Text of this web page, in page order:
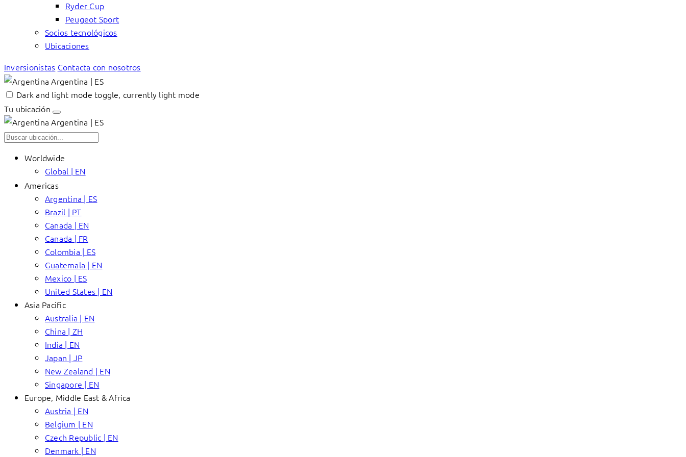
Ryder Cup
Peugeot Sport
Socios tecnológicos
Ubicaciones
Inversionistas Contacta con nosotros
Argentina | ES
Dark and light mode toggle, currently light mode
Tu ubicación
Argentina | ES
Worldwide
Global | EN
Americas
Argentina | ES
Brazil | PT
Canada | EN
Canada | FR
Colombia | ES
Guatemala | EN
Mexico | ES
United States | EN
Asia Pacific
Australia | EN
China | ZH
India | EN
Japan | JP
New Zealand | EN
Singapore | EN
Europe, Middle East & Africa
Austria | EN
Belgium | EN
Czech Republic | EN
Denmark | EN